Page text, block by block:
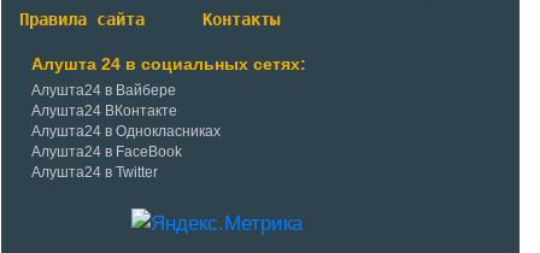
Правила сайта Контакты
Алушта 24 в социальных сетях:
Алушта24 в Вайбере
Алушта24 ВКонтакте
Алушта24 в Однокласниках
Алушта24 в FaceBook
Алушта24 в Twitter